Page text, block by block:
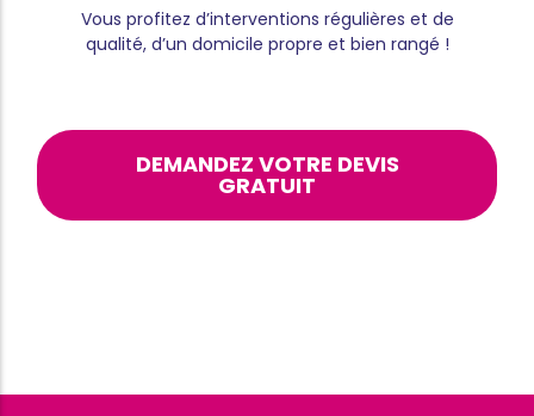
Vous profitez d’interventions régulières et de
qualité, d’un domicile propre et bien rangé !
DEMANDEZ VOTRE DEVIS
GRATUIT